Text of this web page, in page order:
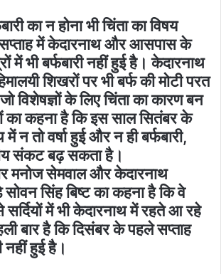
का न होना भी चिंता का विषय
में केदारनाथ और आसपास के
में भी बर्फबारी नहीं हुई है। केदारनाथ
शिखरों पर भी बर्फ की मोटी परत
विशेषज्ञों के लिए चिंता का कारण बन
का कहना है कि इस साल सितंबर के
न तो वर्षा हुई और न ही बर्फबारी,
संकट बढ़ सकता है।
मनोज सेमवाल और केदारनाथ
सोवन सिंह बिष्ट का कहना है कि वे
सर्दियों में भी केदारनाथ में रहते आ रहे
बार है कि दिसंबर के पहले सप्ताह
नहीं हुई है।